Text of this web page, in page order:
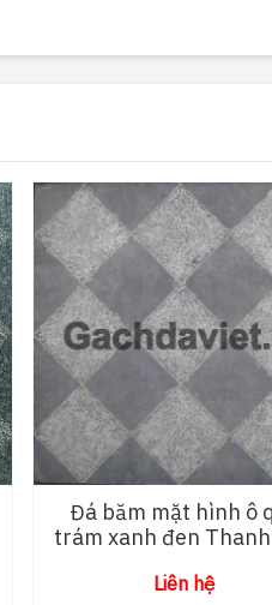
Đá băm mặt hình ô
trám xanh đen
Liên hệ